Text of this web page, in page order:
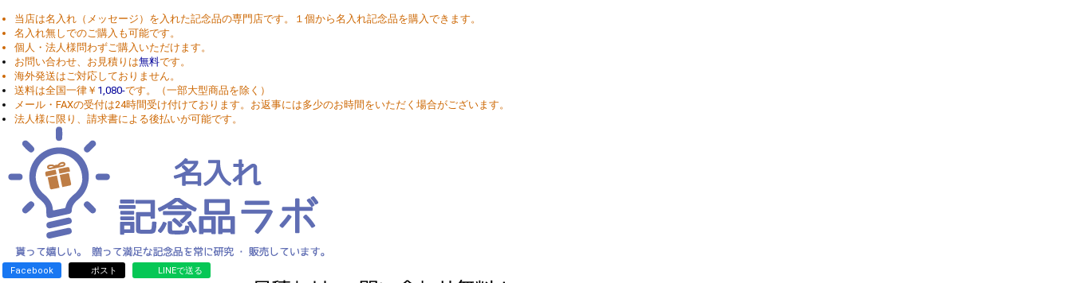
当店は名入れ（メッセージ）を入れた記念品の専門店です。１個から名入れ記念品を購入できます。
名入れ無しでのご購入も可能です。
個人・法人様問わずご購入いただけます。
お問い合わせ、お見積りは無料です。
海外発送はご対応しておりません。
送料は全国一律￥ 1,080-です。（一部大型商品を除く）
メール・FAXの受付は24時間受け付けております。お返事には多少のお時間をいただく場合がございます。
法人様に限り、請求書による後払いが可能です。
Facebook ポスト LINEで送る